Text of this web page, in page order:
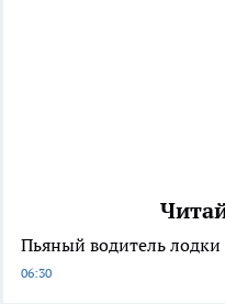
Пьяный водитель
06:30